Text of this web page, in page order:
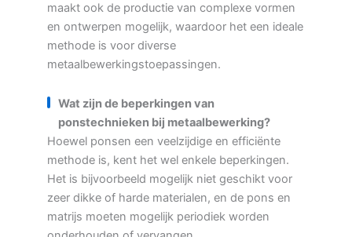
maakt ook de productie van complexe vormen
en ontwerpen mogelijk, waardoor het een ideale
methode is voor diverse
metaalbewerkingstoepassingen.
Wat zijn de beperkingen van
ponstechnieken bij metaalbewerking?
Hoewel ponsen een veelzijdige en efficiënte
methode is, kent het wel enkele beperkingen.
Het is bijvoorbeeld mogelijk niet geschikt voor
zeer dikke of harde materialen, en de pons en
matrijs moeten mogelijk periodiek worden